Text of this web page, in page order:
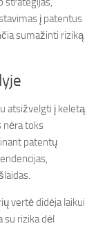
į patentus
sumažinti riziką
atsižvelgti į keletą
nėra toks
patentų
vertė didėja laikui
su rizika dėl